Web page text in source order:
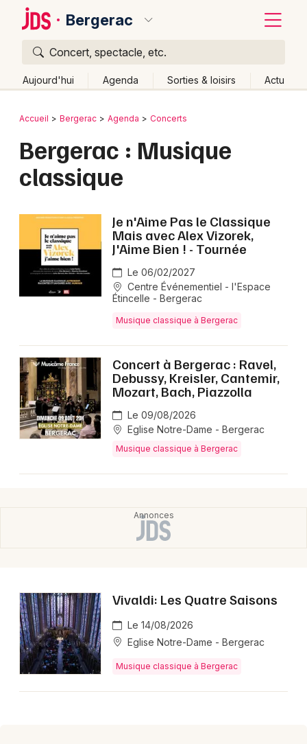
Bergerac
Concert, spectacle, etc.
Aujourd'hui Agenda Sorties & loisirs Actu
Publier un événement
Activité & Expérience
Manifestations
Concerts
Sports
Soirées
Musique classique en Aquitaine
Musique classique en Nouvelle-Aquitaine
Bordeaux
Colmar
Lyon
Marseille
Mulhouse
Nice
Paris
Strasbourg
Retour
Accueil Bergerac Agenda Concerts
Bergerac : Musique
classique
Je n'Aime Pas le Classique
Mais avec Alex Vizorek,
J'Aime Bien ! - Tournée
Le 06/02/2027
Centre Événementiel - l'Espace
Étincelle - Bergerac
Musique classique à Bergerac
Concert à Bergerac : Ravel,
Debussy, Kreisler, Cantemir,
Mozart, Bach, Piazzolla
Le 09/08/2026
Eglise Notre-Dame - Bergerac
Musique classique à Bergerac
Vivaldi: Les Quatre Saisons
Le 14/08/2026
Eglise Notre-Dame - Bergerac
Musique classique à Bergerac
Quoi ?
Où ?
Partout
Près de moi Changer de lieu
Quand ?